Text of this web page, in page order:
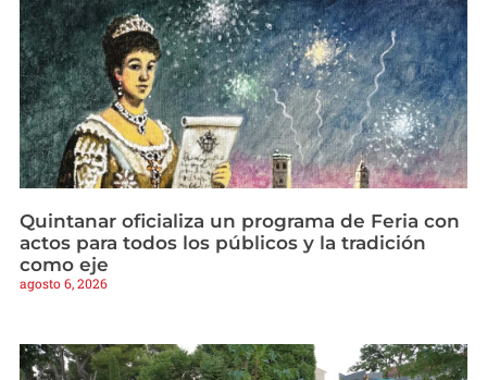
Quintanar oficializa un programa de Feria con
actos para todos los públicos y la tradición
como eje
agosto 6, 2026